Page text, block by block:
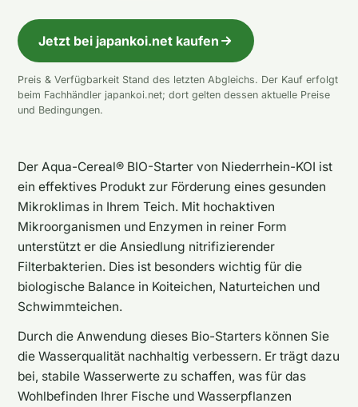
Jetzt bei japankoi.net kaufen
Preis & Verfügbarkeit Stand des letzten Abgleichs. Der Kauf erfolgt
beim Fachhändler japankoi.net; dort gelten dessen aktuelle Preise
und Bedingungen.
Der Aqua-Cereal® BIO-Starter von Niederrhein-KOI ist
ein effektives Produkt zur Förderung eines gesunden
Mikroklimas in Ihrem Teich. Mit hochaktiven
Mikroorganismen und Enzymen in reiner Form
unterstützt er die Ansiedlung nitrifizierender
Filterbakterien. Dies ist besonders wichtig für die
biologische Balance in Koiteichen, Naturteichen und
Schwimmteichen.
Durch die Anwendung dieses Bio-Starters können Sie
die Wasserqualität nachhaltig verbessern. Er trägt dazu
bei, stabile Wasserwerte zu schaffen, was für das
Wohlbefinden Ihrer Fische und Wasserpflanzen